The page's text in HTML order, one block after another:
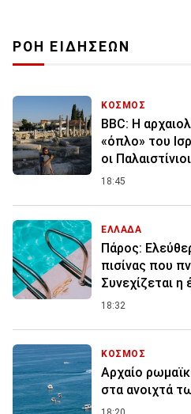
ΡΟΗ ΕΙΔΗΣΕΩΝ
ΚΟΣΜΟΣ
BBC: Η
«όπλο» του
οι Παλαιστίνιοι
18:45
ΕΛΛΑΔΑ
Πάρος:
πισίνας που
Συνεχίζεται η
18:32
ΚΟΣΜΟΣ
Αρχαίο
στα ανοιχτά